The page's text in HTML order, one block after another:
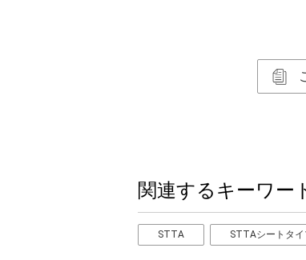
関連するキーワー
STTA STTAシートタイ